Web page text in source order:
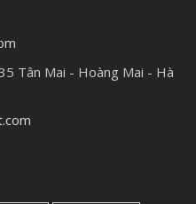
Tân Mai - Hoàng Mai - Hà